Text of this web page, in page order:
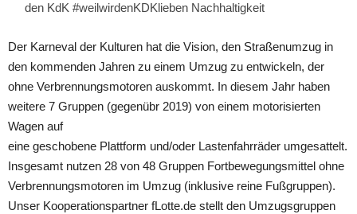
den KdK #weilwirdenKDKlieben Nachhaltigkeit
Der Karneval der Kulturen hat die Vision, den Straßenumzug in
den kommenden Jahren zu einem Umzug zu entwickeln, der
ohne Verbrennungsmotoren auskommt. In diesem Jahr haben
weitere 7 Gruppen (gegenübr 2019) von einem motorisierten
Wagen auf
eine geschobene Plattform und/oder Lastenfahrräder umgesattelt.
Insgesamt nutzen 28 von 48 Gruppen Fortbewegungsmittel ohne
Verbrennungsmotoren im Umzug (inklusive reine Fußgruppen).
Unser Kooperationspartner fLotte.de stellt den Umzugsgruppen